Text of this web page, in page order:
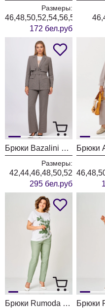
Размеры:
46,48,50,52,54,56,58,60,62
172 бел.руб
Брюки Bazalini 5070 серый
Размеры:
42,44,46,48,50,52
295 бел.руб
Брюки Rumoda 2296 фисташковый